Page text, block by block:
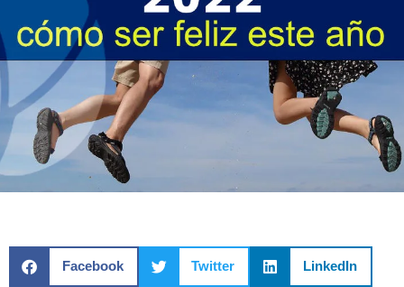
Facebook Twitter LinkedIn